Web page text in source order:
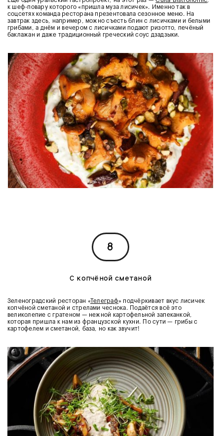
к шеф-повару которого «пришла муза лисичек». Именно так в
соцсетях команда ресторана презентовала сезонное меню. На
завтрак здесь, например, можно съесть блин с лисичками и белыми
грибами, а днём и вечером с лисичками подают ризотто, печёный
баклажан и даже традиционный греческий соус дзадзыки.
8
С копчёной сметаной
Зеленоградский ресторан «Телеграф» подчёркивает вкус лисичек
копчёной сметаной и стрелами чеснока. Подаётся всё это
великолепие с гратеном — нежной картофельной запеканкой,
которая пришла к нам из французской кухни. По сути — грибы с
картофелем и сметаной, база, но как звучит!